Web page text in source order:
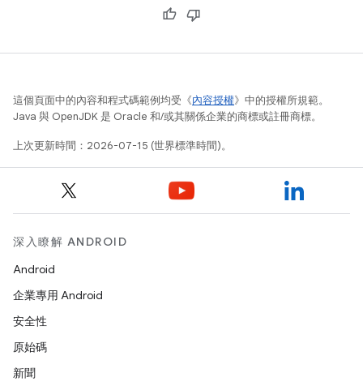
這個頁面中的內容和程式碼範例均受《內容授權》中的授權所規範。
Java 與 OpenJDK 是 Oracle 和/或其關係企業的商標或註冊商標。
上次更新時間：2026-07-15 (世界標準時間)。
深入瞭解 ANDROID
Android
企業專用 Android
安全性
原始碼
新聞